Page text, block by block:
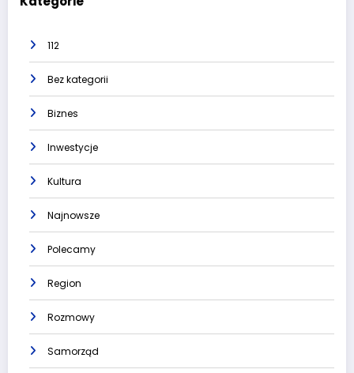
112
Bez kategorii
Biznes
Inwestycje
Kultura
Najnowsze
Polecamy
Region
Rozmowy
Samorząd